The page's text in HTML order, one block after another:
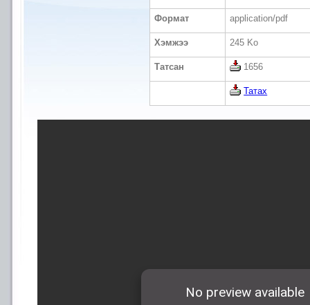
Формат application/pdf
Хэмжээ 245 Ko
Татсан 1656
Татах